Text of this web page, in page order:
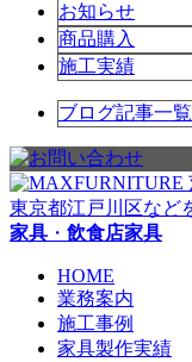
お知らせ
商品購入
施工実績
ブログ記事一覧
東京都江戸川区など
家具 ・ 飲食店家具
HOME
業務案内
施工事例
家具製作実績